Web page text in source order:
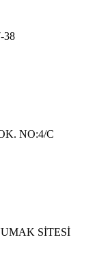
38
NO:4/C
SİTESİ